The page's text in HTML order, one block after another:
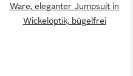
Ware, eleganter Jumpsuit in
Wickeloptik, bügelfrei